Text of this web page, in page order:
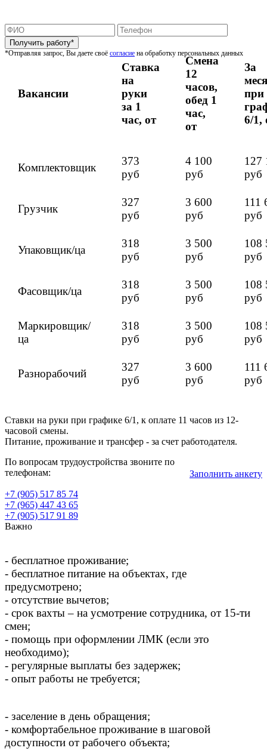
*Отправляя запрос, Вы даете своё согласие на обработку персональных данных
Вакансии
Ставка
на
руки
за 1
час, от
Смена
12
часов,
обед 1
час,
от
За
при
6/1,
Комплектовщик
373
руб
4 100
руб
127
руб
Грузчик
327
руб
3 600
руб
111
руб
Упаковщик/ца
318
руб
3 500
руб
108
руб
Фасовщик/ца
318
руб
3 500
руб
108
руб
Маркировщик/
ца
318
руб
3 500
руб
108
руб
Разнорабочий
327
руб
3 600
руб
111
руб
Ставки на руки при графике 6/1, к оплате 11 часов из 12-
часовой смены.
Питание, проживание и трансфер - за счет работодателя.
Заполнить анкету
По вопросам трудоустройства звоните по
телефонам:
+7 (905) 517 85 74
+7 (965) 447 43 65
+7 (905) 517 91 89
Важно
- бесплатное проживание;
- бесплатное питание на объектах, где
предусмотрено;
- отсутствие вычетов;
- срок вахты – на усмотрение сотрудника, от 15-ти
смен;
- помощь при оформлении ЛМК (если это
необходимо);
- регулярные выплаты без задержек;
- опыт работы не требуется;
- заселение в день обращения;
- комфортабельное проживание в шаговой
доступности от рабочего объекта;